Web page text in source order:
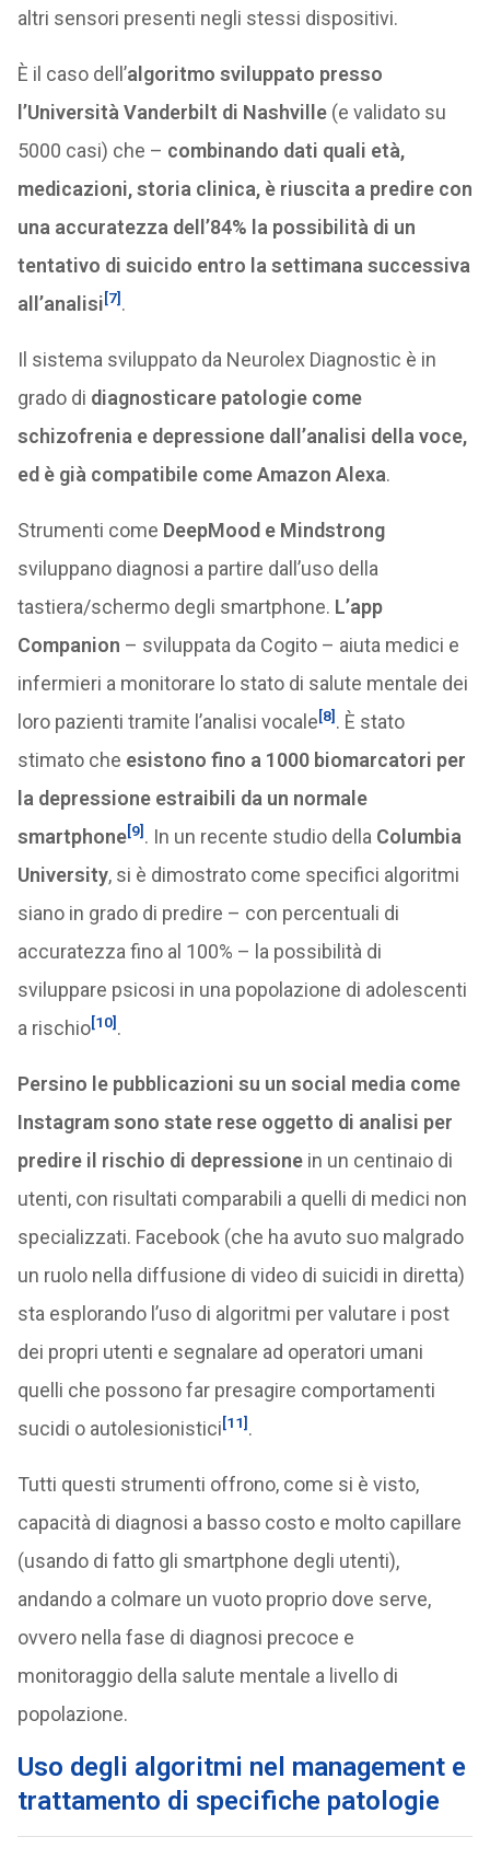
altri sensori presenti negli stessi dispositivi.
È il caso dell’algoritmo sviluppato presso
l’Università Vanderbilt di Nashville(e validato su
5000 casi) che – combinando dati quali età,
medicazioni, storia clinica, è riuscita a predire con
una accuratezza dell’84% la possibilità di un
tentativo di suicido entro la settimana successiva
all’analisi[7] .
Il sistema sviluppato da Neurolex Diagnostic è in
grado di diagnosticare patologie come
schizofrenia e depressione dall’analisi della voce,
ed è già compatibile come Amazon Alexa.
Strumenti come DeepMood e Mindstrong
sviluppano diagnosi a partire dall’uso della
tastiera/schermo degli smartphone. L’app
Companion – sviluppata da Cogito – aiuta medici e
infermieri a monitorare lo stato di salute mentale dei
loro pazienti tramite l’analisi vocale[8] . È stato
stimato che esistono fino a 1000 biomarcatori per
la depressione estraibili da un normale
smartphone[9] . In un recente studio della Columbia
University, si è dimostrato come specifici algoritmi
siano in grado di predire – con percentuali di
accuratezza fino al 100% – la possibilità di
sviluppare psicosi in una popolazione di adolescenti
a rischio[10] .
Persino le pubblicazioni su un social media come
Instagram sono state rese oggetto di analisi per
predire il rischio di depressionein un centinaio di
utenti, con risultati comparabili a quelli di medici non
specializzati. Facebook (che ha avuto suo malgrado
un ruolo nella diffusione di video di suicidi in diretta)
sta esplorando l’uso di algoritmi per valutare i post
dei propri utenti e segnalare ad operatori umani
quelli che possono far presagire comportamenti
sucidi o autolesionistici[11] .
Tutti questi strumenti offrono, come si è visto,
capacità di diagnosi a basso costo e molto capillare
(usando di fatto gli smartphone degli utenti),
andando a colmare un vuoto proprio dove serve,
ovvero nella fase di diagnosi precoce e
monitoraggio della salute mentale a livello di
popolazione.
Uso degli algoritmi nel management e
trattamento di specifiche patologie